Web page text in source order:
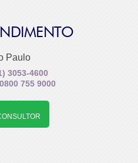
Paulo
3053-4600
755 9000